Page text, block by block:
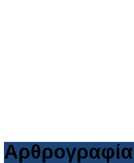
Αρθρογραφία